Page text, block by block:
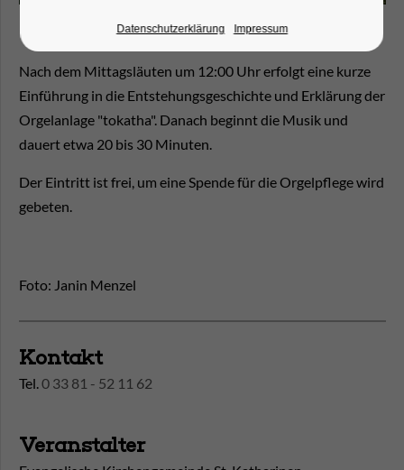
Nach dem Mittagsläuten um 12:00 Uhr erfolgt eine kurze
Einführung in die Entstehungsgeschichte und Erklärung der
Orgelanlage "tokatha". Danach beginnt die Musik und
dauert etwa 20 bis 30 Minuten.
Der Eintritt ist frei, um eine Spende für die Orgelpflege wird
gebeten.
Foto: Janin Menzel
Kontakt
Tel.0 33 81 - 52 11 62
Veranstalter
Datenschutzerklärung Impressum